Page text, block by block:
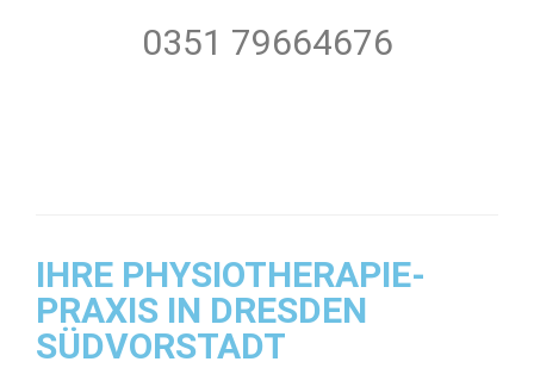
0351 79664676
IHRE PHYSIOTHERAPIE-
PRAXIS IN DRESDEN
SÜDVORSTADT